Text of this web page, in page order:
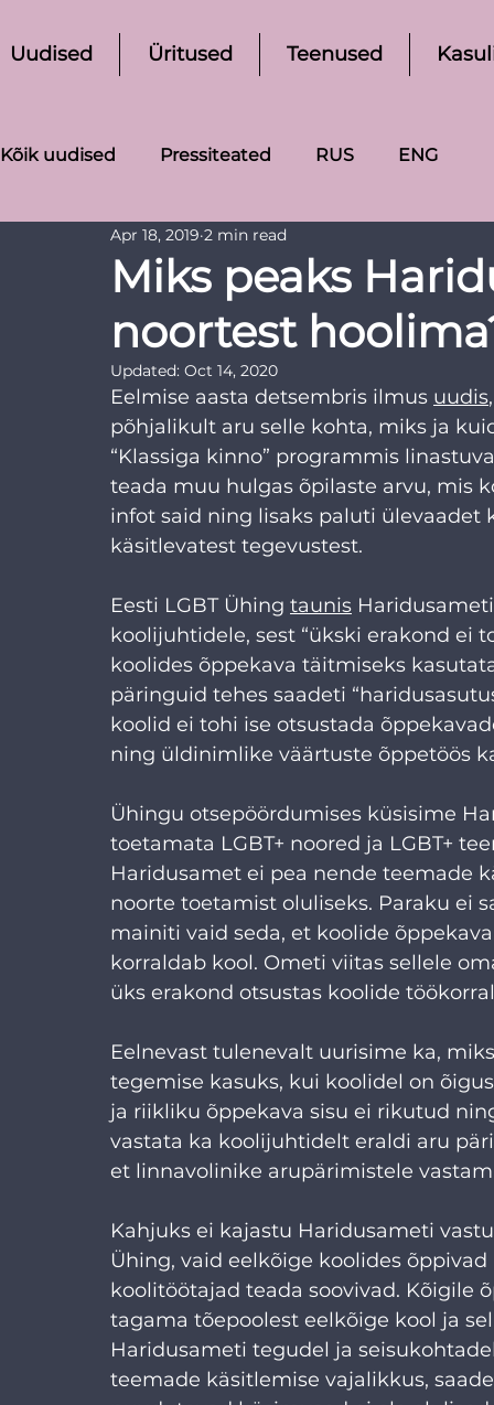
Uudised Üritused Teenused
Kõik uudised Pressiteated RUS ENG
Miks peaks
noortest
Apr 18, 2019 2 min read
Updated: Oct 14, 2020
Eelmise aasta detsembris ilmus uudis
põhjalikult aru selle kohta, miks ja
“Klassiga kinno” programmis
teada muu hulgas õpilaste arvu, mis
infot said ning lisaks paluti
käsitlevatest tegevustest.
Eesti LGBT Ühing taunis
koolijuhtidele, sest “ükski erakond
koolides õppekava täitmiseks
päringuid tehes saadeti
koolid ei tohi ise otsustada
ning üldinimlike väärtuste õppetöös
Ühingu otsepöördumises küsisime
toetamata LGBT+ noored ja LGBT+
Haridusamet ei pea nende teemade
noorte toetamist oluliseks. Paraku ei
mainiti vaid seda, et koolide
korraldab kool. Ometi viitas sellele
üks erakond otsustas koolide
Eelnevast tulenevalt uurisime ka,
tegemise kasuks, kui koolidel on
ja riikliku õppekava sisu ei rikutud
vastata ka koolijuhtidelt eraldi aru
et linnavolinike arupärimistele
Kahjuks ei kajastu Haridusameti
Ühing, vaid eelkõige koolides
koolitöötajad teada soovivad. Kõigile
tagama tõepoolest eelkõige kool ja
Haridusameti tegudel ja
teemade käsitlemise vajalikkus,